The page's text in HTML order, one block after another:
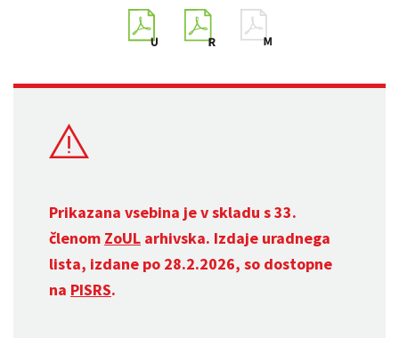
Prikazana vsebina je v skladu s 33.
členom ZoUL arhivska. Izdaje uradnega
lista, izdane po 28.2.2026, so dostopne
na PISRS.